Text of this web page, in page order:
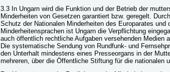
3.3 In Ungarn wird die Funktion und der Betrieb der
Minderheiten von Gesetzen garantiert bzw. geregelt.
Schutz der Nationalen Minderheiten des Europarates und
Minderheitensprachen ist Ungarn die Verpflichtung
auch öffentlich rechtliche Aufgaben versehenden Medien
Die systematische Sendung von Rundfunk- und
den Unterhalt mindestens eines Presseorgans in der
mehreren, über die Öffentliche Stiftung für die nationalen